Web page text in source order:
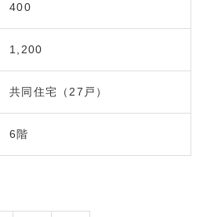
400
1,200
共同住宅（27戸）
6階